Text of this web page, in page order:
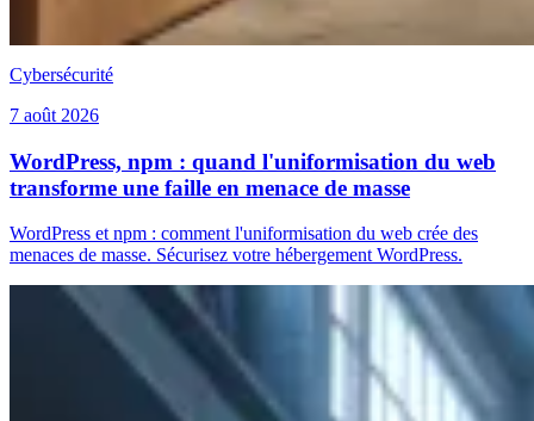
Cybersécurité
7 août 2026
WordPress, npm : quand l'uniformisation du web
transforme une faille en menace de masse
WordPress et npm : comment l'uniformisation du web crée des
menaces de masse. Sécurisez votre hébergement WordPress.